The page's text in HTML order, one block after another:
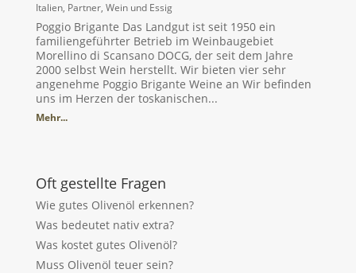
Italien, Partner, Wein und Essig
Poggio Brigante Das Landgut ist seit 1950 ein
familiengeführter Betrieb im Weinbaugebiet
Morellino di Scansano DOCG, der seit dem Jahre
2000 selbst Wein herstellt. Wir bieten vier sehr
angenehme Poggio Brigante Weine an Wir befinden
uns im Herzen der toskanischen...
Mehr...
Oft gestellte Fragen
Wie gutes Olivenöl erkennen?
Was bedeutet nativ extra?
Was kostet gutes Olivenöl?
Muss Olivenöl teuer sein?